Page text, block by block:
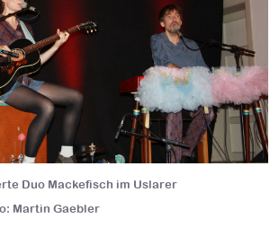
Duo Mackefisch im Uslarer
Martin Gaebler